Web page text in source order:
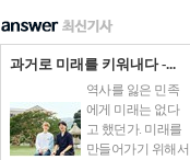
과거로 미래를 키워내다 -...
역사를 잃은 민족
에게 미래는 없다
고 했던가. 미래를
만들어가기 위해서